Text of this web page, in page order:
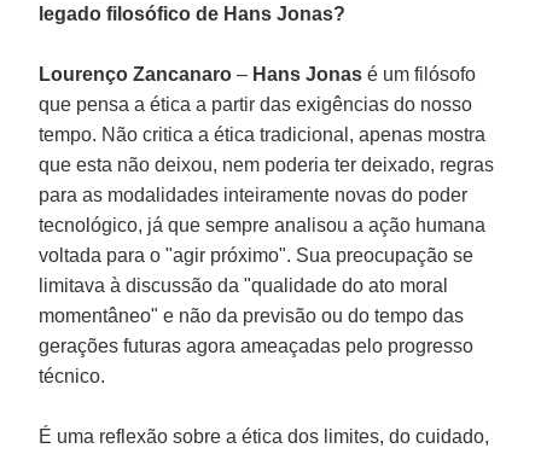
legado filosófico de Hans Jonas?
Lourenço Zancanaro – Hans Jonasé um filósofo
que pensa a ética a partir das exigências do nosso
tempo. Não critica a ética tradicional, apenas mostra
que esta não deixou, nem poderia ter deixado, regras
para as modalidades inteiramente novas do poder
tecnológico, já que sempre analisou a ação humana
voltada para o "agir próximo". Sua preocupação se
limitava à discussão da "qualidade do ato moral
momentâneo" e não da previsão ou do tempo das
gerações futuras agora ameaçadas pelo progresso
técnico.
É uma reflexão sobre a ética dos limites, do cuidado,